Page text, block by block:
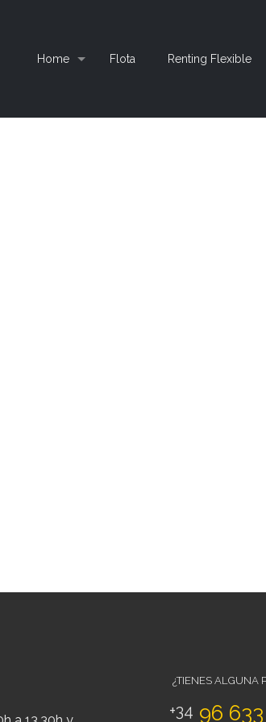
Home Flota Renting Flexible
¿TIENES ALGUNA
+34 96